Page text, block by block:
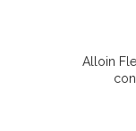
Alloin